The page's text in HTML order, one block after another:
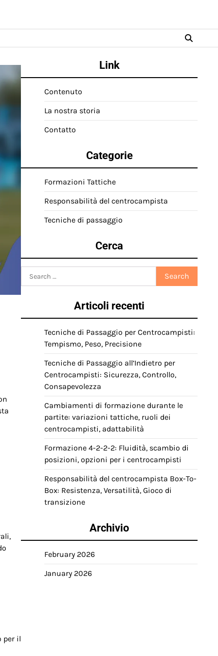
per il
Link
Contenuto
La nostra storia
Contatto
Categorie
Formazioni Tattiche
Responsabilità del centrocampista
Tecniche di passaggio
Cerca
for:
Articoli recenti
Tecniche di Passaggio per Centrocampisti:
Tempismo, Peso, Precisione
Tecniche di Passaggio all’Indietro per
Centrocampisti: Sicurezza, Controllo,
Consapevolezza
Cambiamenti di formazione durante le
partite: variazioni tattiche, ruoli dei
centrocampisti, adattabilità
Formazione 4-2-2-2: Fluidità, scambio di
posizioni, opzioni per i centrocampisti
Responsabilità del centrocampista Box-To-
Box: Resistenza, Versatilità, Gioco di
transizione
Archivio
February 2026
January 2026